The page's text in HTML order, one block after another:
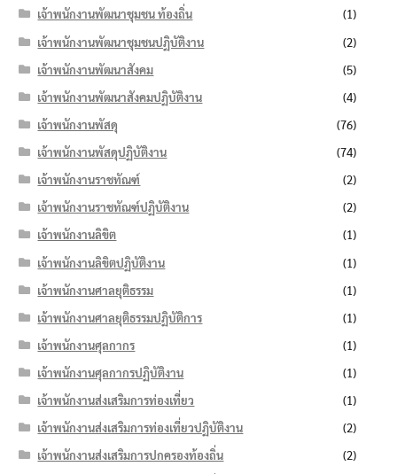
เจ้าพนักงานพัฒนาชุมชน ท้องถิ่น
(1)
เจ้าพนักงานพัฒนาชุมชนปฏิบัติงาน
(2)
เจ้าพนักงานพัฒนาสังคม
(5)
เจ้าพนักงานพัฒนาสังคมปฏิบัติงาน
(4)
เจ้าพนักงานพัสดุ
(76)
เจ้าพนักงานพัสดุปฏิบัติงาน
(74)
เจ้าพนักงานราชทัณฑ์
(2)
เจ้าพนักงานราชทัณฑ์ปฏิบัติงาน
(2)
เจ้าพนักงานลิขิต
(1)
เจ้าพนักงานลิขิตปฏิบัติงาน
(1)
เจ้าพนักงานศาลยุติธรรม
(1)
เจ้าพนักงานศาลยุติธรรมปฏิบัติการ
(1)
เจ้าพนักงานศุลกากร
(1)
เจ้าพนักงานศุลกากรปฏิบัติงาน
(1)
เจ้าพนักงานส่งเสริมการท่องเที่ยว
(1)
เจ้าพนักงานส่งเสริมการท่องเที่ยวปฏิบัติงาน
(2)
เจ้าพนักงานส่งเสริมการปกครองท้องถิ่น
(2)